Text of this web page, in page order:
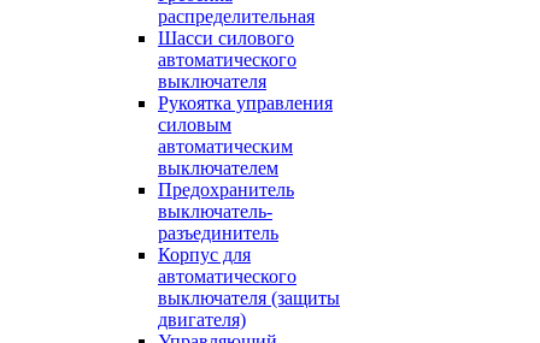
распределительная
Шасси силового
автоматического
выключателя
Рукоятка управления
силовым
автоматическим
выключателем
Предохранитель
выключатель-
разъединитель
Корпус для
автоматического
выключателя (защиты
двигателя)